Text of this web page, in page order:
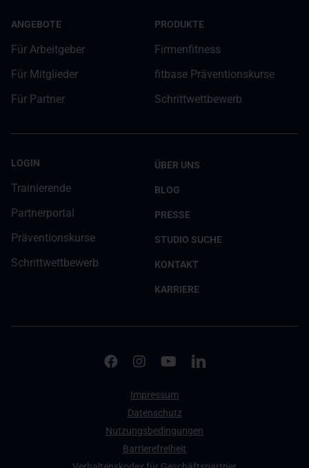
ANGEBOTE
Für Arbeitgeber
Für Mitglieder
Für Partner
PRODUKTE
Firmenfitness
fitbase Präventionskurse
Schrittwettbewerb
LOGIN
Trainierende
Partnerportal
Präventionskurse
Schrittwettbewerb
ÜBER UNS
BLOG
PRESSE
STUDIO SUCHE
KONTAKT
KARRIERE
Impressum
Datenschutz
Nutzungsbedingungen
Barrierefreiheit